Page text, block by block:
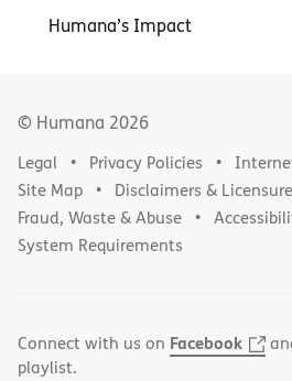
Humana’s Impact
© Humana 2026
Legal Privacy Policies
Site Map
Disclaimers & Licensure
Fraud, Waste & Abuse
System Requirements
Connect with us on Facebook
playlist.